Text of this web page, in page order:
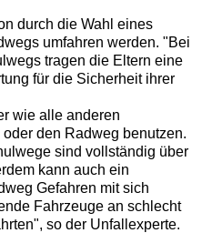
durch die Wahl eines
umfahren werden. "Bei
tragen die Eltern eine
für die Sicherheit ihrer
wie alle anderen
den Radweg benutzen.
sind vollständig über
kann auch ein
Gefahren mit sich
Fahrzeuge an schlecht
so der Unfallexperte.